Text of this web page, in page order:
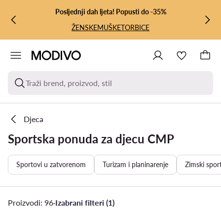
PRIJEĐI NA GLAVNI SADRŽAJ
PRIJEĐI NA PRETRAŽIVANJE
Posljednji dah ljeta! Popusti do -35%
ŽENSKEMUŠKETORBICE
Traži brend, proizvod, stil
Djeca
Sportska ponuda za djecu CMP
Sportovi u zatvorenom Turizam i planinarenje Zimski
Proizvodi: 96·Izabrani filteri (1)